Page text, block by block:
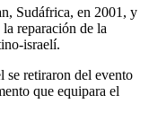
Sudáfrica, en 2001, y
reparación de la
israelí.
se retiraron del evento
que equipara el